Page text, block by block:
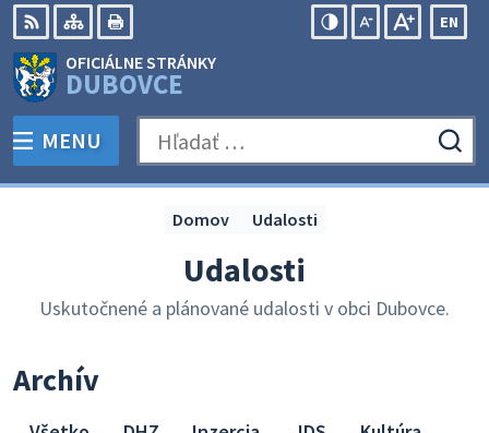
Preskočiť
na
obsah
RSS Mapa
EN
OFICIÁLNE STRÁNKY
DUBOVCE
PREPNÚŤ
MENU Hľadať:
Udalosti
Uskutočnené a plánované udalosti v obci Dubovce.
Domov Udalosti
Archív